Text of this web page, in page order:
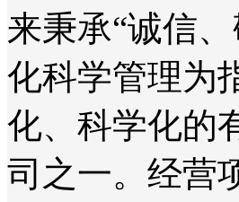
来秉承“诚信
化科学管理为
化、科学化的
司之一。经营